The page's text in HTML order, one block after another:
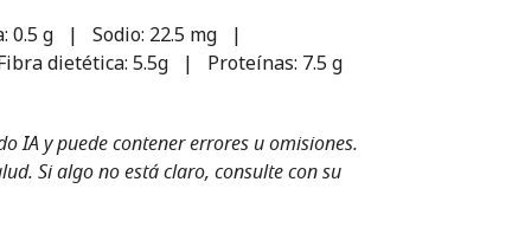
0.5 g | Sodio: 22.5 mg |
dietética: 5.5g | Proteínas: 7.5 g
IA y puede contener errores u omisiones.
Si algo no está claro, consulte con su